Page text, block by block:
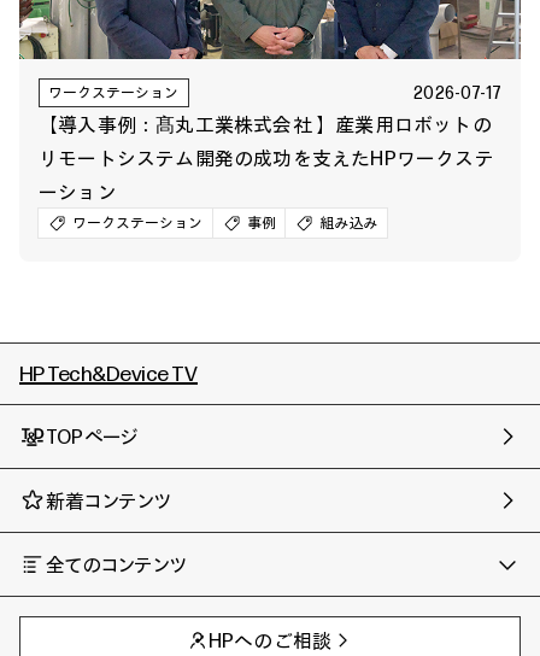
ワークステーション 2026-07-17
【導入事例：髙丸工業株式会社 】産業用ロボットの
リモートシステム開発の成功を支えたHPワークステ
ーション
ワークステーション 事例 組み込み
HP Tech&Device TV
TOPページ
新着コンテンツ
全てのコンテンツ
AIの進化と活用事例
製品トレンド & レビュー
事例
イベントレポート
HPへのご相談